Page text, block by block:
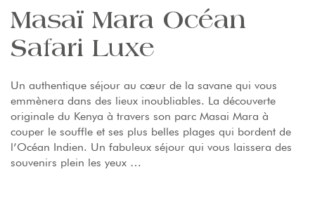
Masaï Mara Océan
Safari Luxe
Un authentique séjour au cœur de la savane qui vous
emmènera dans des lieux inoubliables. La découverte
originale du Kenya à travers son parc Masai Mara à
couper le souffle et ses plus belles plages qui bordent de
l’Océan Indien. Un fabuleux séjour qui vous laissera des
souvenirs plein les yeux …